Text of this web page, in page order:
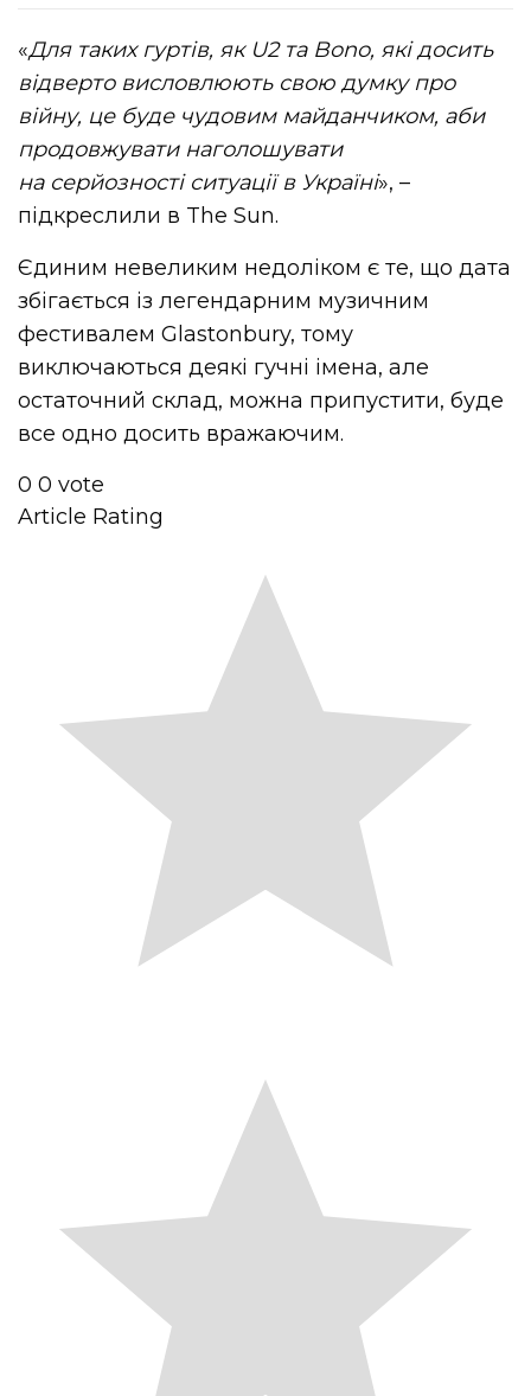
«Для таких гуртів, як U2 та Bono, які досить
відверто висловлюють свою думку про
війну, це буде чудовим майданчиком, аби
продовжувати наголошувати
на серйозності ситуації в Україні», –
підкреслили в The Sun.
Єдиним невеликим недоліком є те, що дата
збігається із легендарним музичним
фестивалем Glastonbury, тому
виключаються деякі гучні імена, але
остаточний склад, можна припустити, буде
все одно досить вражаючим.
0 0 vote
Article Rating